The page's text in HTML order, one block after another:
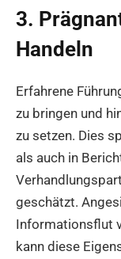
3.
Handeln
Erfahrene
zu bringen und
zu setzen. Dies
als auch in
geschätzt.
Informationsflut
kann diese